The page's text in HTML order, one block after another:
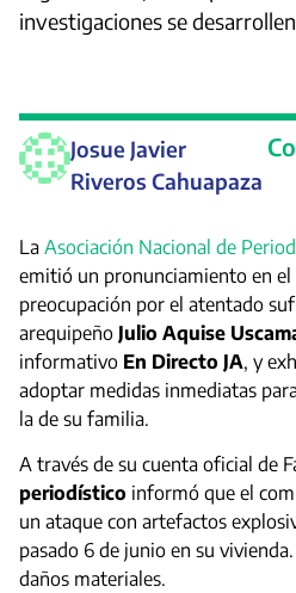
investigaciones se
Josue Javier
Riveros Cahuapaza
La Asociación Nacional de
emitió un pronunciamiento en
preocupación por el atentado
arequipeño Julio Aquise
informativo En Directo JA, y
adoptar medidas inmediatas
la de su familia.
A través de su cuenta oficial de
periodístico informó que el
un ataque con artefactos
pasado 6 de junio en su
daños materiales.